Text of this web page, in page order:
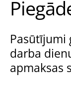
Pasūtījumi
darba
apmaksas